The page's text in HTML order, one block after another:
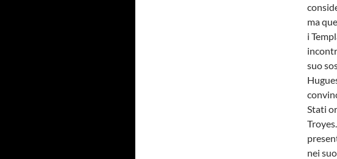
ma
i
suo
Stati
nei